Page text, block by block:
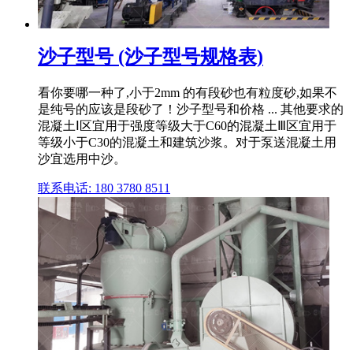
沙子型号 (沙子型号规格表)
看你要哪一种了,小于2mm 的有段砂也有粒度砂,如果不
是纯号的应该是段砂了！沙子型号和价格 ... 其他要求的
混凝土Ⅰ区宜用于强度等级大于C60的混凝土Ⅲ区宜用于
等级小于C30的混凝土和建筑沙浆。对于泵送混凝土用
沙宜选用中沙。
联系电话: 180 3780 8511